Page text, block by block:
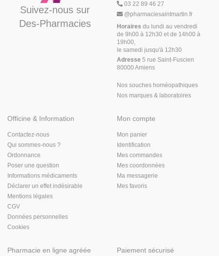
Suivez-nous sur
Des-Pharmacies
03 22 89 46 27
@pharmaciesaintmartin.fr
Horaires du lundi au vendredi
de 9h00 à 12h30 et de 14h00 à
19h00,
le samedi jusqu'à 12h30
Adresse 5 rue Saint-Fuscien
80000 Amiens
Nos souches homéopathiques
Nos marques & laboratoires
Officine & Information
Contactez-nous
Qui sommes-nous ?
Ordonnance
Poser une question
Informations médicaments
Déclarer un effet indésirable
Mentions légales
CGV
Données personnelles
Cookies
Mon compte
Mon panier
Identification
Mes commandes
Mes coordonnées
Ma messagerie
Mes favoris
Pharmacie en ligne agréée Paiement sécurisé